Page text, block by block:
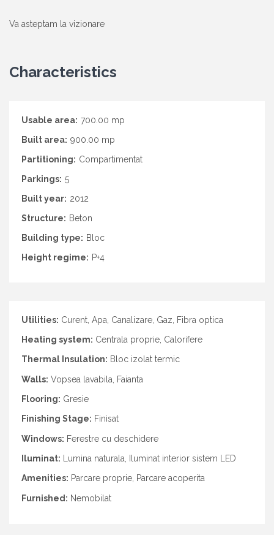
Va asteptam la vizionare
Characteristics
Usable area: 700.00 mp
Built area: 900.00 mp
Partitioning: Compartimentat
Parkings: 5
Built year: 2012
Structure: Beton
Building type: Bloc
Height regime: P+4
Utilities: Curent, Apa, Canalizare, Gaz, Fibra optica
Heating system: Centrala proprie, Calorifere
Thermal Insulation: Bloc izolat termic
Walls: Vopsea lavabila, Faianta
Flooring: Gresie
Finishing Stage: Finisat
Windows: Ferestre cu deschidere
Iluminat: Lumina naturala, Iluminat interior sistem LED
Amenities: Parcare proprie, Parcare acoperita
Furnished: Nemobilat